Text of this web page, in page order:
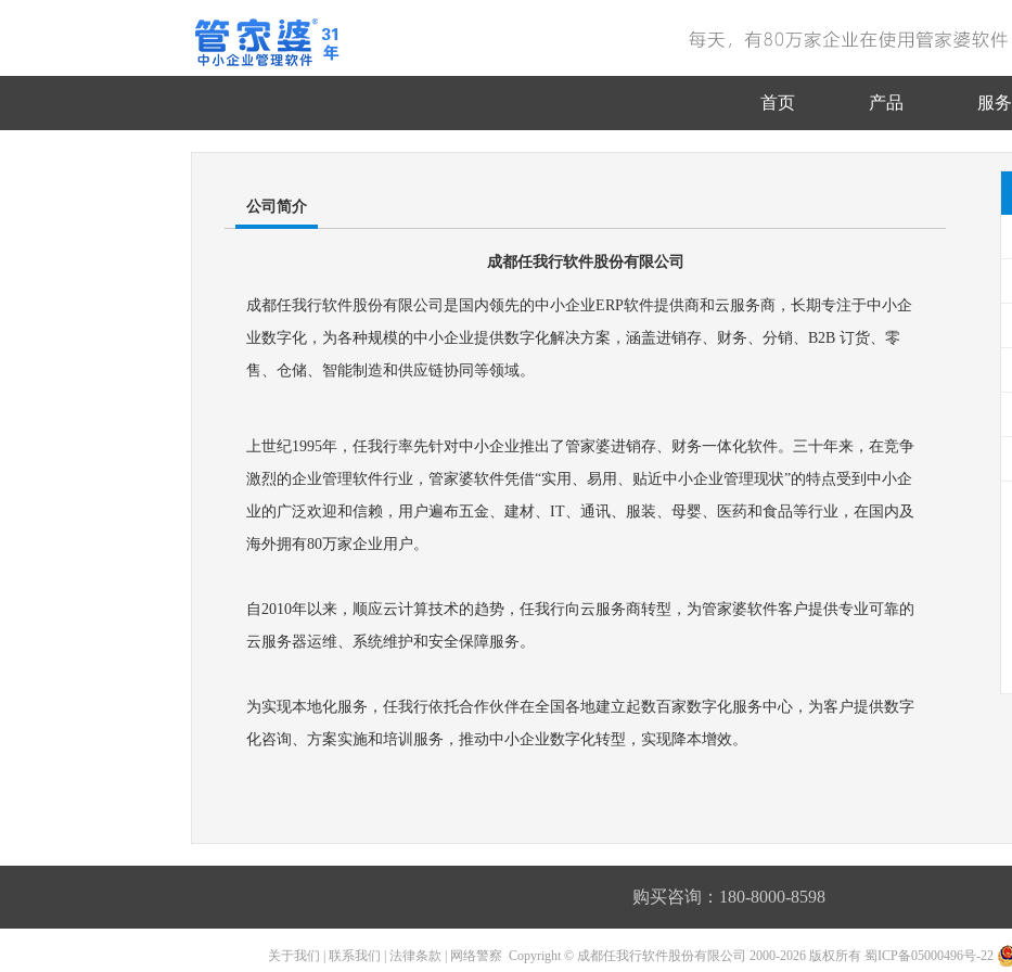
首页 产品 服务
公司简介
成都任我行软件股份有限公司
成都任我行软件股份有限公司是国内领先的中小企业ERP软件提供商和云服务商，长期专注于中小企
业数字化，为各种规模的中小企业提供数字化解决方案，涵盖进销存、财务、分销、B2B 订货、零
售、仓储、智能制造和供应链协同等领域。
上世纪1995年，任我行率先针对中小企业推出了管家婆进销存、财务一体化软件。三十年来，在竞争
激烈的企业管理软件行业，管家婆软件凭借“实用、易用、贴近中小企业管理现状”的特点受到中小企
业的广泛欢迎和信赖，用户遍布五金、建材、IT、通讯、服装、母婴、医药和食品等行业，在国内及
海外拥有80万家企业用户。
自2010年以来，顺应云计算技术的趋势，任我行向云服务商转型，为管家婆软件客户提供专业可靠的
云服务器运维、系统维护和安全保障服务。
为实现本地化服务，任我行依托合作伙伴在全国各地建立起数百家数字化服务中心，为客户提供数字
化咨询、方案实施和培训服务，推动中小企业数字化转型，实现降本增效。
购买咨询：180-8000-8598
关于我们 联系我们 法律条款 网络警察 Copyright © 成都任我行软件股份有限公司 2000-2026 版权所有 蜀ICP备05000496号-22